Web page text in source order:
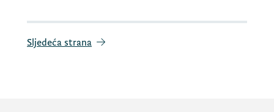
Sljedeća strana